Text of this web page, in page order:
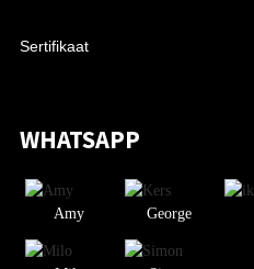
Sertifikaat
WHATSAPP
Amy George